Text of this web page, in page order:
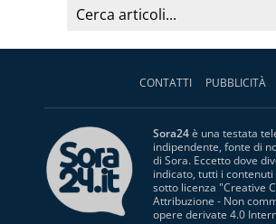
CONTATTI PUBBLICITÀ
Sora24è una testata
indipendente, fonte di
di Sora. Eccetto dove
indicato, tutti i
sotto licenza "Creative
Attribuzione - Non
opere derivate 4.0